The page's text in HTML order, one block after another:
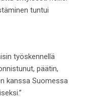
tuntui
työskennellä
päätin,
kanssa Suomessa